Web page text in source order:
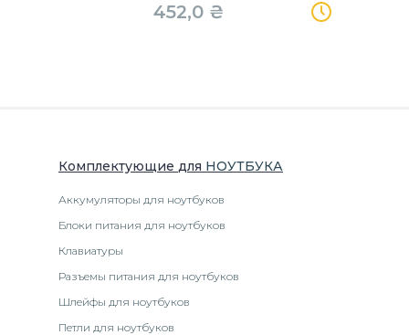
452,0 ₴
Комплектующие для НОУТБУКА
Аккумуляторы для ноутбуков
Блоки питания для ноутбуков
Клавиатуры
Разъемы питания для ноутбуков
Шлейфы для ноутбуков
Петли для ноутбуков